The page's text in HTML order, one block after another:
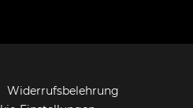
Widerrufsbelehrung